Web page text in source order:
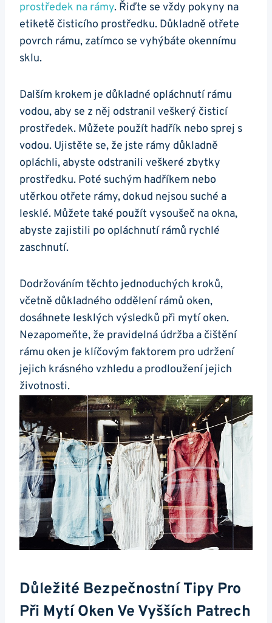
prostředek na rámy. Řiďte se vždy pokyny na
etiketě čisticího prostředku. Důkladně otřete
povrch rámu, zatímco se vyhýbáte okennímu
sklu.
Dalším krokem je důkladné opláchnutí rámu
vodou, aby se z něj odstranil veškerý čisticí
prostředek. Můžete použít hadřík nebo sprej s
vodou. Ujistěte se, že jste rámy důkladně
opláchli, abyste odstranili veškeré zbytky
prostředku. Poté suchým hadříkem nebo
utěrkou otřete rámy, dokud nejsou suché a
lesklé. Můžete také použít vysoušeč na okna,
abyste zajistili po opláchnutí rámů rychlé
zaschnutí.
Dodržováním těchto jednoduchých kroků,
včetně důkladného oddělení rámů oken,
dosáhnete lesklých výsledků při mytí oken.
Nezapomeňte, že pravidelná údržba a čištění
rámu oken je klíčovým faktorem pro udržení
jejich krásného vzhledu a prodloužení jejich
životnosti.
Důležité Bezpečnostní Tipy Pro
Při Mytí Oken Ve Vyšších Patrech